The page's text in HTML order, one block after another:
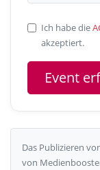
Ich habe die
akzeptiert.
Das Publizieren
von